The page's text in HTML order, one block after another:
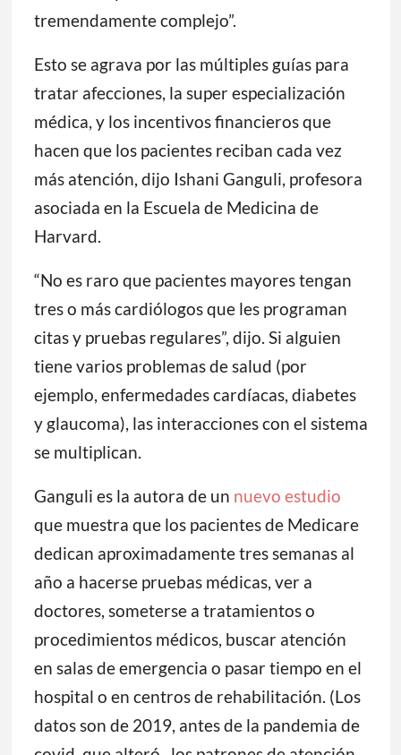
tremendamente complejo”.
Esto se agrava por las múltiples guías para
tratar afecciones, la super especialización
médica, y los incentivos financieros que
hacen que los pacientes reciban cada vez
más atención, dijo Ishani Ganguli, profesora
asociada en la Escuela de Medicina de
Harvard.
“No es raro que pacientes mayores tengan
tres o más cardiólogos que les programan
citas y pruebas regulares”, dijo. Si alguien
tiene varios problemas de salud (por
ejemplo, enfermedades cardíacas, diabetes
y glaucoma), las interacciones con el sistema
se multiplican.
Ganguli es la autora de un nuevo estudio
que muestra que los pacientes de Medicare
dedican aproximadamente tres semanas al
año a hacerse pruebas médicas, ver a
doctores, someterse a tratamientos o
procedimientos médicos, buscar atención
en salas de emergencia o pasar tiempo en el
hospital o en centros de rehabilitación. (Los
datos son de 2019, antes de la pandemia de